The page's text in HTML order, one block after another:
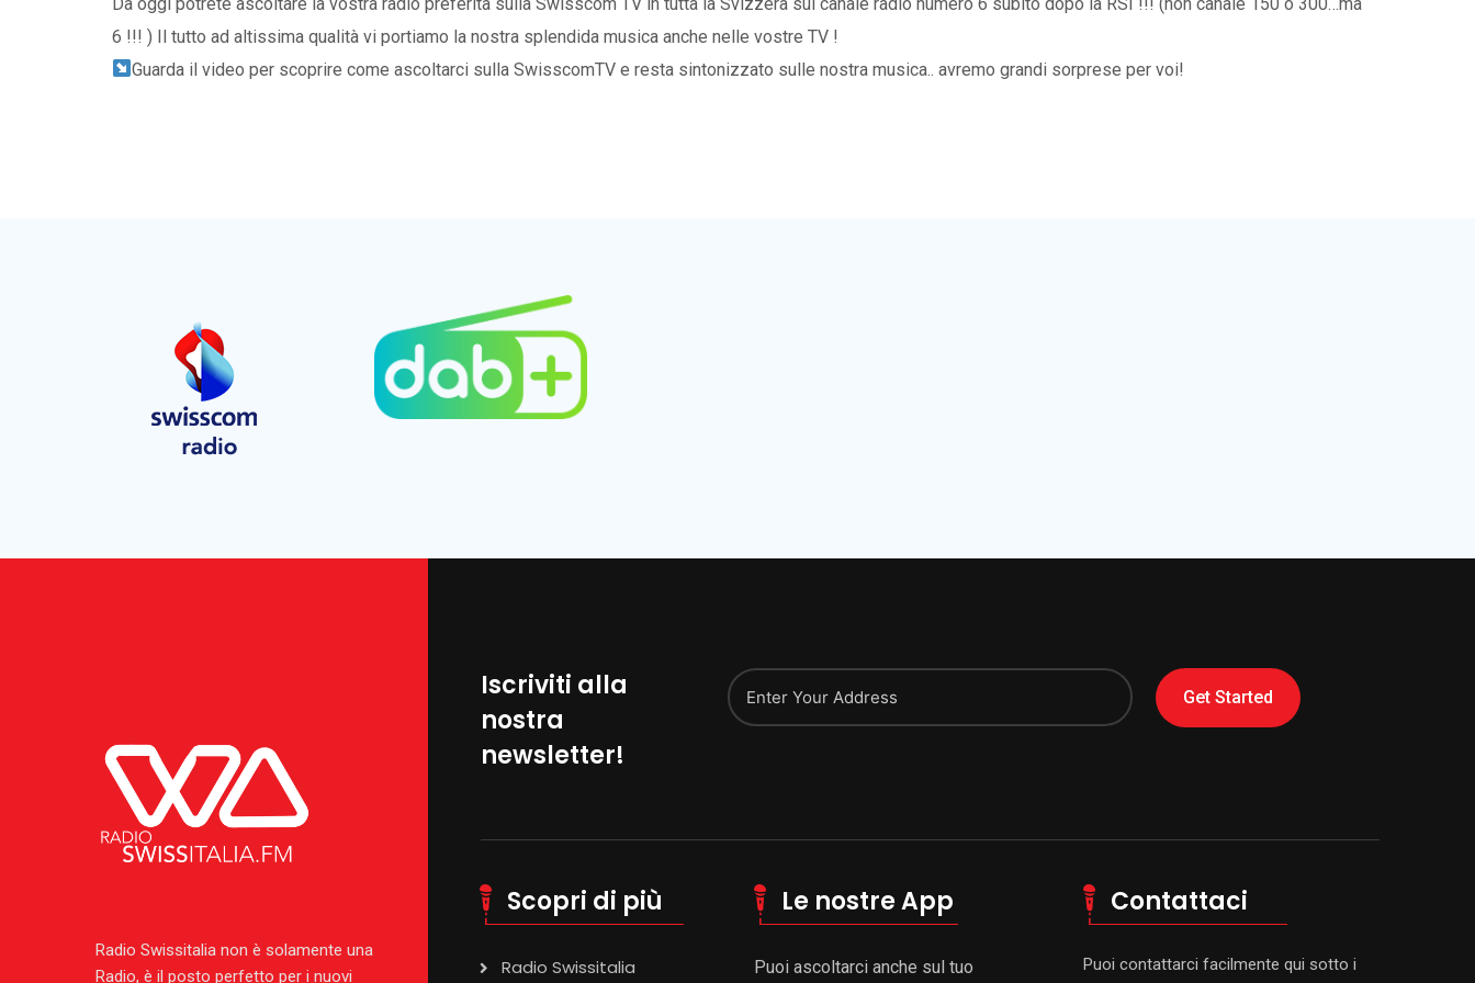
6 !!! ) Il tutto ad altissima qualità vi portiamo la nostra splendida musica anche nelle vostre TV !
Guarda il video per scoprire come ascoltarci sulla SwisscomTV e resta sintonizzato sulle nostra musica.. avremo grandi sorprese per voi!
Iscriviti alla
nostra
newsletter!
Get Started
Radio Swissitalia non è solamente una
Radio, è il posto perfetto per i nuovi
Scopri di più
Radio Swissitalia
Le nostre App
Puoi ascoltarci anche sul tuo
Contattaci
Puoi contattarci facilmente qui sotto i